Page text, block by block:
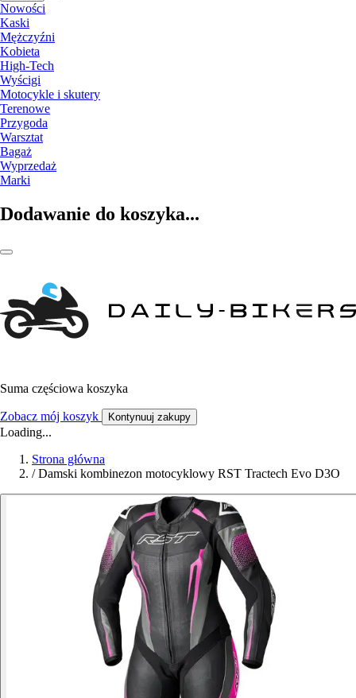
Nowości
Kaski
Mężczyźni
Kobieta
High-Tech
Wyścigi
Motocykle i skutery
Terenowe
Przygoda
Warsztat
Bagaż
Wyprzedaż
Marki
Dodawanie do koszyka...
Suma częściowa koszyka
Zobacz mój koszyk Kontynuuj zakupy
Loading...
Strona główna
/ Damski kombinezon motocyklowy RST Tractech Evo D3O